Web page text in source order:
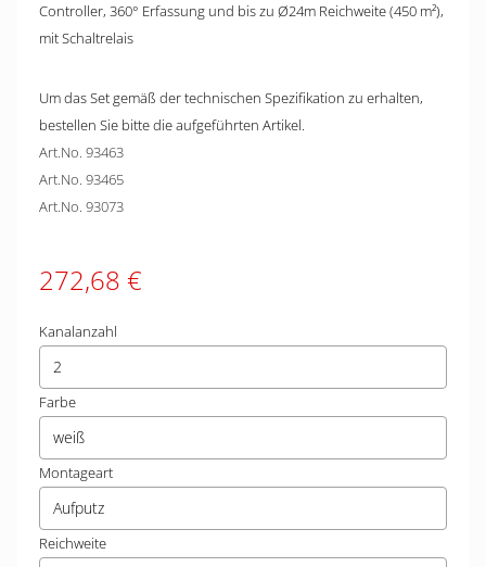
Controller, 360° Erfassung und bis zu Ø24m Reichweite (450 m²),
mit Schaltrelais
Um das Set gemäß der technischen Spezifikation zu erhalten,
bestellen Sie bitte die aufgeführten Artikel.
Art.No. 93463
Art.No. 93465
Art.No. 93073
272,68 €
Kanalanzahl
2
Farbe
weiß
Montageart
Aufputz
Reichweite